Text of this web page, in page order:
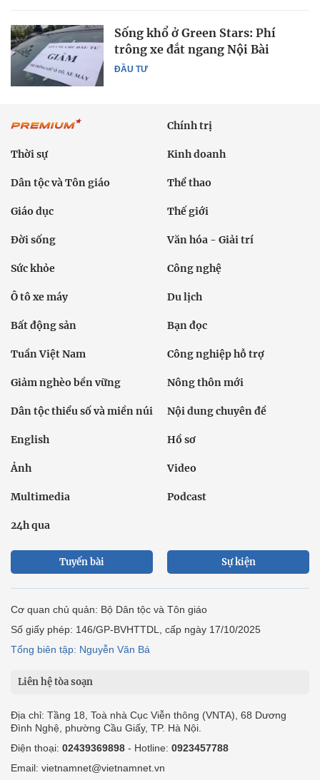
ĐẦU TƯ
Sống khổ ở Green Stars: Phí
trông xe đắt ngang Nội Bài
Chính trị
Thời sự Kinh doanh
Dân tộc và Tôn giáo Thể thao
Giáo dục Thế giới
Đời sống Văn hóa - Giải trí
Sức khỏe Công nghệ
Ô tô xe máy Du lịch
Bất động sản Bạn đọc
Tuần Việt Nam Công nghiệp hỗ trợ
Giảm nghèo bền vững Nông thôn mới
Dân tộc thiểu số và miền núi Nội dung chuyên đề
English Hồ sơ
Ảnh Video
Multimedia Podcast
24h qua
Tuyến bài Sự kiện
Cơ quan chủ quản: Bộ Dân tộc và Tôn giáo
Số giấy phép: 146/GP-BVHTTDL, cấp ngày 17/10/2025
Tổng biên tập: Nguyễn Văn Bá
Liên hệ tòa soạn
Địa chỉ: Tầng 18, Toà nhà Cục Viễn thông (VNTA), 68 Dương
Đình Nghệ, phường Cầu Giấy, TP. Hà Nội.
Điện thoại: 02439369898 - Hotline: 0923457788
Email: vietnamnet@vietnamnet.vn